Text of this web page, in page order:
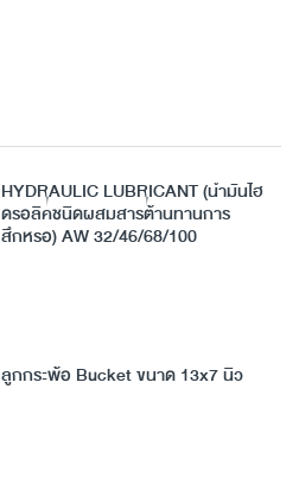
HYDRAULIC LUBRICANT (น้ำมันไฮ
ดรอลิคชนิดผสมสารต้านทานการ
สึกหรอ) AW 32/46/68/100
ลูกกระพ้อ Bucket ขนาด 13x7 นิ้ว